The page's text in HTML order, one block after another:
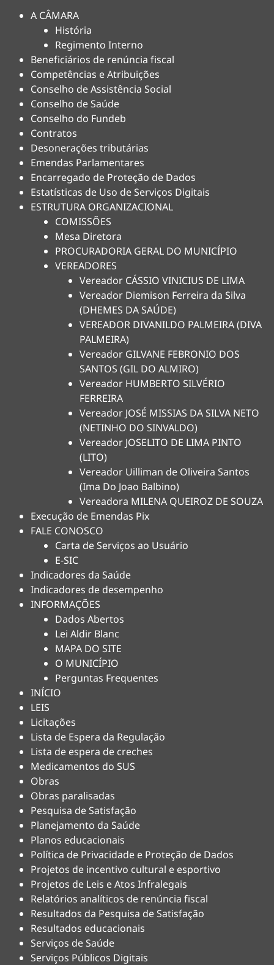
A CÂMARA
História
Regimento Interno
Beneficiários de renúncia fiscal
Competências e Atribuições
Conselho de Assistência Social
Conselho de Saúde
Conselho do Fundeb
Contratos
Desonerações tributárias
Emendas Parlamentares
Encarregado de Proteção de Dados
Estatísticas de Uso de Serviços Digitais
ESTRUTURA ORGANIZACIONAL
COMISSÕES
Mesa Diretora
PROCURADORIA GERAL DO MUNICÍPIO
VEREADORES
Vereador CÁSSIO VINICIUS DE LIMA
Vereador Diemison Ferreira da Silva
(DHEMES DA SAÚDE)
VEREADOR DIVANILDO PALMEIRA (DIVA
PALMEIRA)
Vereador GILVANE FEBRONIO DOS
SANTOS (GIL DO ALMIRO)
Vereador HUMBERTO SILVÉRIO
FERREIRA
Vereador JOSÉ MISSIAS DA SILVA NETO
(NETINHO DO SINVALDO)
Vereador JOSELITO DE LIMA PINTO
(LITO)
Vereador Uilliman de Oliveira Santos
(Ima Do Joao Balbino)
Vereadora MILENA QUEIROZ DE SOUZA
Execução de Emendas Pix
FALE CONOSCO
Carta de Serviços ao Usuário
E-SIC
Indicadores da Saúde
Indicadores de desempenho
INFORMAÇÕES
Dados Abertos
Lei Aldir Blanc
MAPA DO SITE
O MUNICÍPIO
Perguntas Frequentes
INÍCIO
LEIS
Licitações
Lista de Espera da Regulação
Lista de espera de creches
Medicamentos do SUS
Obras
Obras paralisadas
Pesquisa de Satisfação
Planejamento da Saúde
Planos educacionais
Política de Privacidade e Proteção de Dados
Projetos de incentivo cultural e esportivo
Projetos de Leis e Atos Infralegais
Relatórios analíticos de renúncia fiscal
Resultados da Pesquisa de Satisfação
Resultados educacionais
Serviços de Saúde
Serviços Públicos Digitais